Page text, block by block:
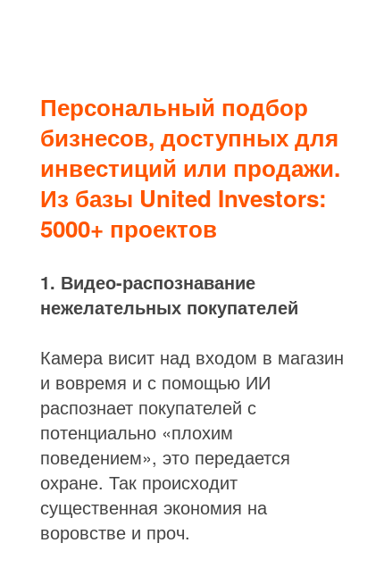
Персональный подбор
бизнесов, доступных для
инвестиций или продажи.
Из базы United Investors:
5000+ проектов
1. Видео-распознавание
нежелательных покупателей
Камера висит над входом в магазин
и вовремя и с помощью ИИ
распознает покупателей с
потенциально «плохим
поведением», это передается
охране. Так происходит
существенная экономия на
воровстве и проч.